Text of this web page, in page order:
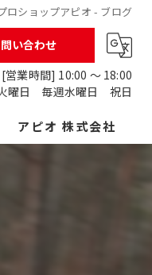
ロショップアピオ - ブログ
い合わせ
[営業時間] 10:00 ～ 18:00
曜日 毎週水曜日 祝日
アピオ 株式会社